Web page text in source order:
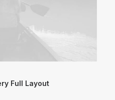
Full Layout